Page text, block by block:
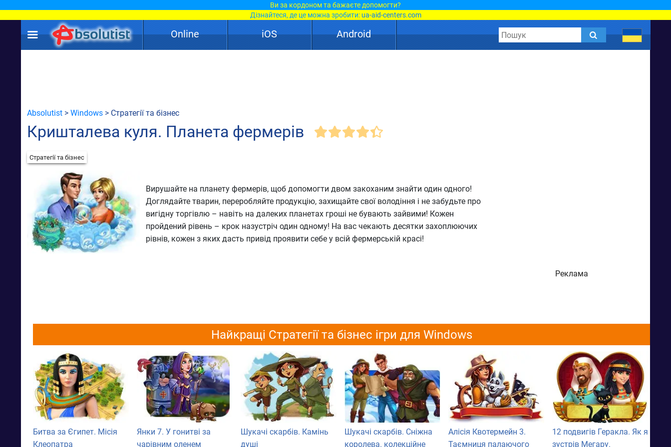
Ви за кордоном та бажаєте допомогти?
Дізнайтеся, де це можна зробити: ua-aid-centers.com
Online iOS Android
Absolutist > Windows > Стратегії та бізнес
Кришталева куля. Планета фермерів
Стратегії та бізнес
Вирушайте на планету фермерів, щоб допомогти двом закоханим знайти один одного!
Доглядайте тварин, переробляйте продукцію, захищайте свої володіння і не забудьте про
вигідну торгівлю – навіть на далеких планетах гроші не бувають зайвими! Кожен
пройдений рівень – крок назустріч один одному! На вас чекають десятки захоплюючих
рівнів, кожен з яких дасть привід проявити себе у всій фермерській красі!
Реклама
Найкращі Стратегії та бізнес ігри для Windows
Битва за Єгипет. Місія
Клеопатра
Янки 7. У гонитві за
чарівним оленем
Шукачі скарбів. Камінь
душі
Шукачі скарбів. Сніжна
королева. колекційне
Алісія Квотермейн 3.
Таємниця палаючого
12 подвигів Геракла. Як я
зустрів Мегару.